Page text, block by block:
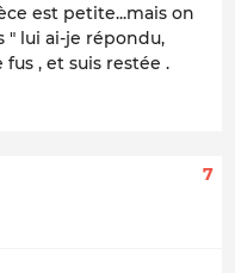
est petite...mais on
" lui ai-je répondu,
, et suis restée .
7